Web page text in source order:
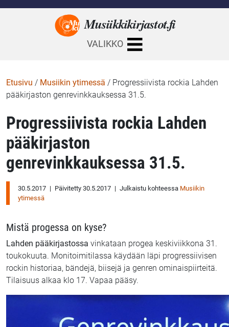
Musiikkikirjastot.fi
VALIKKO
Etusivu / Musiikin ytimessä / Progressiivista rockia Lahden
pääkirjaston genrevinkkauksessa 31.5.
Progressiivista rockia Lahden
pääkirjaston
genrevinkkauksessa 31.5.
30.5.2017 | Päivitetty 30.5.2017 | Julkaistu kohteessa Musiikin
ytimessä
Mistä progessa on kyse?
Lahden pääkirjastossa vinkataan progea keskiviikkona 31.
toukokuuta. Monitoimitilassa käydään läpi progressiivisen
rockin historiaa, bändejä, biisejä ja genren ominaispiirteitä.
Tilaisuus alkaa klo 17. Vapaa pääsy.